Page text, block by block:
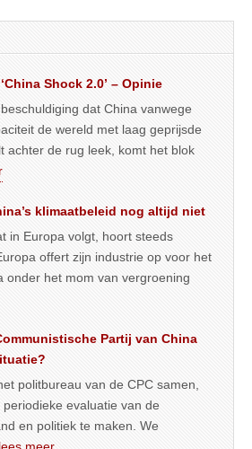
Shock 2.0’ – Opinie
dat China vanwege
de wereld met laag geprijsde
achter de rug leek, komt het blok
klimaatbeleid nog altijd niet
in Europa volgt, hoort steeds
offert zijn industrie op voor het
onder het mom van vergroening
Partij van China
politbureau van de CPC samen,
evaluatie van de
en politiek te maken. We